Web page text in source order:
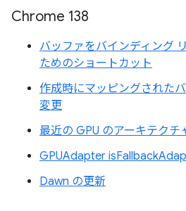
Chrome 138
バッファをバインディング
ためのショートカット
作成時にマッピングされた
変更
最近の GPU のアーキテクチ
GPUAdapter
Dawn の更新